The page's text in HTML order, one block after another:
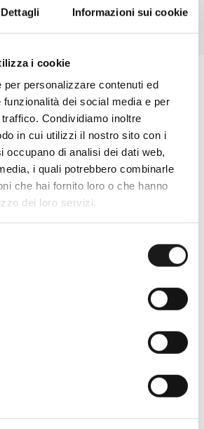
Dettagli Informazioni sui cookie
i cookie
personalizzare contenuti ed
dei social media e per
Condividiamo inoltre
in cui utilizzi il nostro sito con i
occupano di analisi dei dati web,
i quali potrebbero combinarle
che hai fornito loro o che hanno
dei loro servizi.
di esperienza
è il punto di riferimento
soddisfiamo i nostri
formativa e